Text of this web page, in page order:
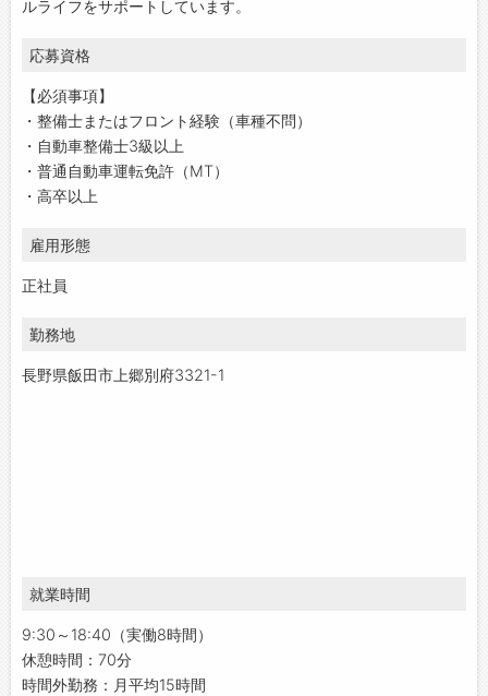
ルライフをサポートしています。
応募資格
【必須事項】
・整備士またはフロント経験（車種不問）
・自動車整備士3級以上
・普通自動車運転免許（MT）
・高卒以上
雇用形態
正社員
勤務地
長野県飯田市上郷別府3321-1
就業時間
9:30～18:40（実働8時間）
休憩時間：70分
時間外勤務：月平均15時間